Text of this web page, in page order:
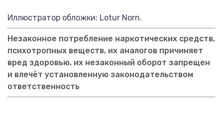
Иллюстратор обложки: Lotur Norn.
Незаконное потребление наркотических средств,
психотропных веществ, их аналогов причиняет
вред здоровью, их незаконный оборот запрещен
и влечёт установленную законодательством
ответственность